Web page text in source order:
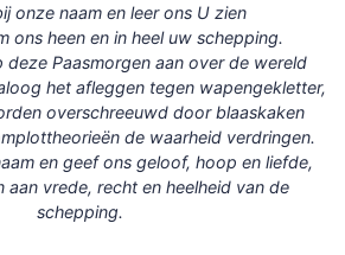
onze naam en leer ons U zien
ons heen en in heel uw schepping.
Paasmorgen aan over de wereld
het afleggen tegen wapengekletter,
overschreeuwd door blaaskaken
de waarheid verdringen.
en geef ons geloof, hoop en liefde,
vrede, recht en heelheid van de
schepping.